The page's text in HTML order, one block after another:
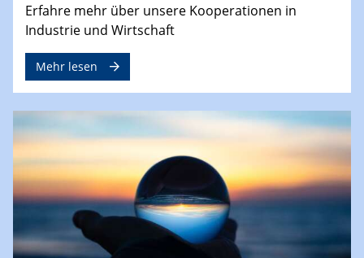
Erfahre mehr über unsere Kooperationen in
Industrie und Wirtschaft
Mehr lesen